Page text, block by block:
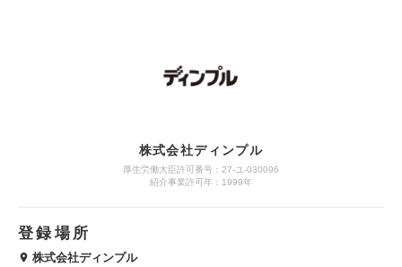
株式会社ディンプル
厚生労働大臣許可番号：27-ユ-030096
紹介事業許可年：1999年
登録場所
株式会社ディンプル